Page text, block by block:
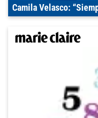
Camila Velasco: